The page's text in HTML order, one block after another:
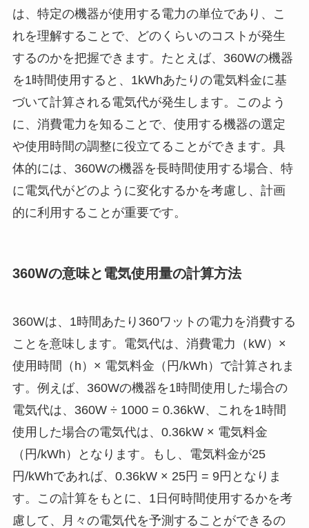
は、特定の機器が使用する電力の単位であり、こ
れを理解することで、どのくらいのコストが発生
するのかを把握できます。たとえば、360Wの機器
を1時間使用すると、1kWhあたりの電気料金に基
づいて計算される電気代が発生します。このよう
に、消費電力を知ることで、使用する機器の選定
や使用時間の調整に役立てることができます。具
体的には、360Wの機器を長時間使用する場合、特
に電気代がどのように変化するかを考慮し、計画
的に利用することが重要です。
360Wの意味と電気使用量の計算方法
360Wは、1時間あたり360ワットの電力を消費する
ことを意味します。電気代は、消費電力（kW）×
使用時間（h）× 電気料金（円/kWh）で計算されま
す。例えば、360Wの機器を1時間使用した場合の
電気代は、360W ÷ 1000 = 0.36kW、これを1時間
使用した場合の電気代は、0.36kW × 電気料金
（円/kWh）となります。もし、電気料金が25
円/kWhであれば、0.36kW × 25円 = 9円となりま
す。この計算をもとに、1日何時間使用するかを考
慮して、月々の電気代を予測することができるの